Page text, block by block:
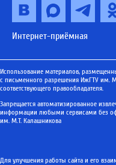
Интернет-приёмная
Использование материалов,
с письменного разрешения ИжГТУ им.
соответствующего правообладателя.
Запрещается автоматизированное
информации любыми сервисами без
им. М.Т. Калашникова
Для улучшения работы сайта и его